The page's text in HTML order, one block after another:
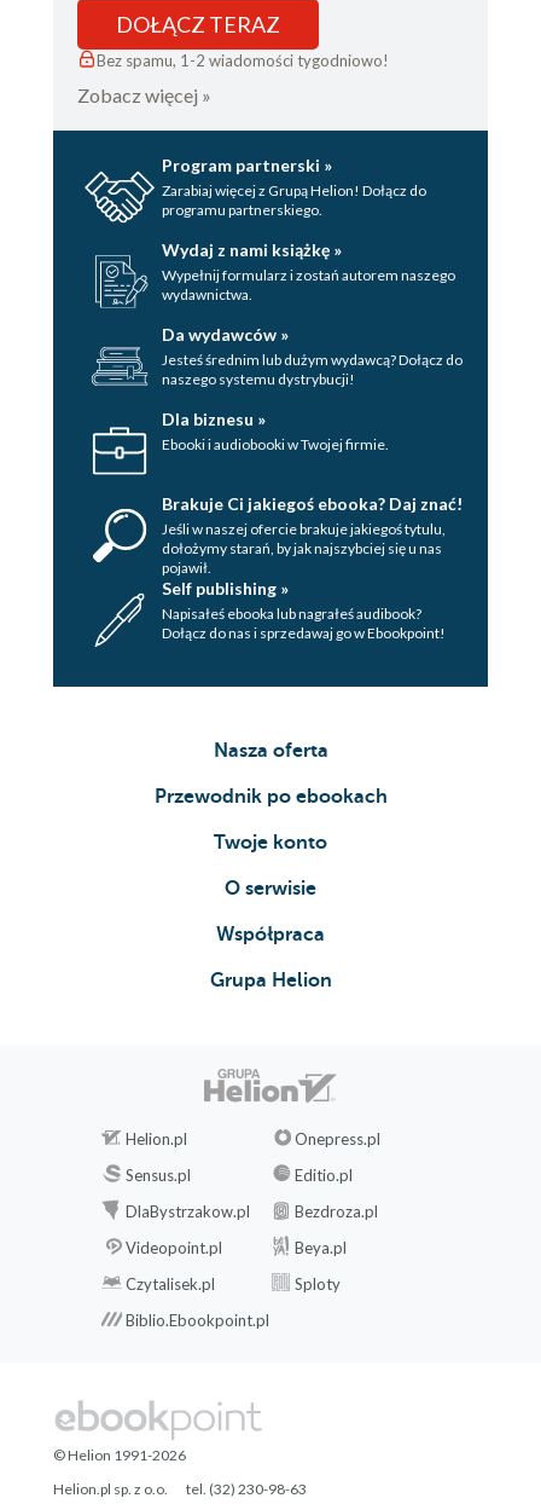
DOŁĄCZ TERAZ
Bez spamu, 1-2 wiadomości tygodniowo!
Zobacz więcej »
Program partnerski »
Zarabiaj więcej z Grupą Helion! Dołącz do
programu partnerskiego.
Wydaj z nami książkę »
Wypełnij formularz i zostań autorem naszego
wydawnictwa.
Da wydawców »
Jesteś średnim lub dużym wydawcą? Dołącz do
naszego systemu dystrybucji!
Dla biznesu »
Ebooki i audiobooki w Twojej firmie.
Brakuje Ci jakiegoś ebooka? Daj znać!
Jeśli w naszej ofercie brakuje jakiegoś tytulu,
dołożymy starań, by jak najszybciej się u nas
pojawił.
Self publishing »
Napisałeś ebooka lub nagrałeś audibook?
Dołącz do nas i sprzedawaj go w Ebookpoint!
Nasza oferta
Przewodnik po ebookach
Twoje konto
O serwisie
Współpraca
Grupa Helion
Helion.pl
Onepress.pl
Sensus.pl
Editio.pl
DlaBystrzakow.pl
Bezdroza.pl
Videopoint.pl
Beya.pl
Czytalisek.pl
Sploty
Biblio.Ebookpoint.pl
© Helion 1991-2026
Helion.pl sp. z o.o.
tel. (32) 230-98-63